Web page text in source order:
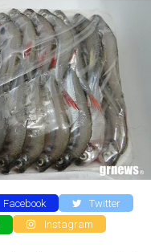
Facebook
Twitter
Instagram